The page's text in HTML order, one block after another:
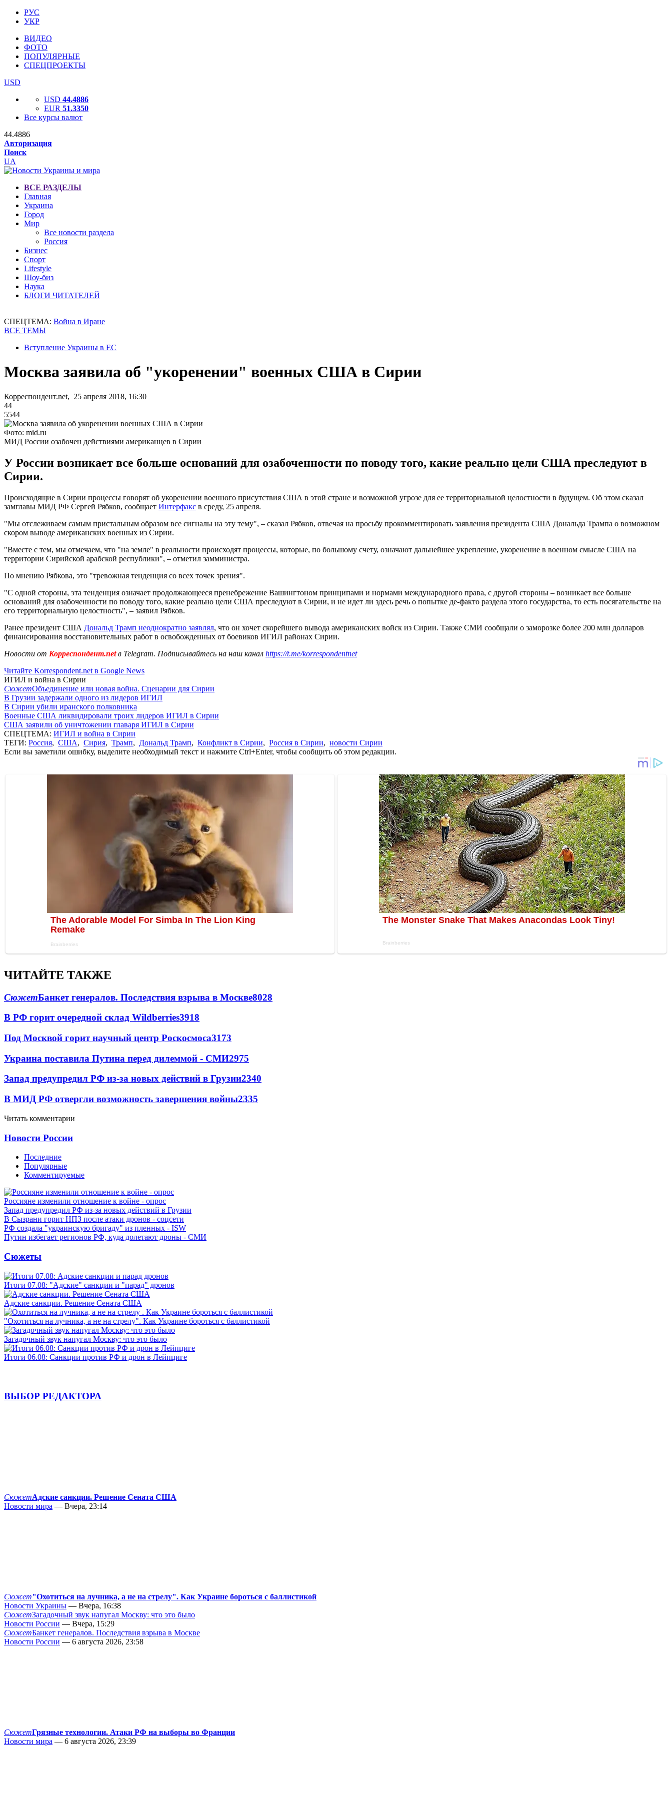
РУС
УКР
ВИДЕО
ФОТО
ПОПУЛЯРНЫЕ
СПЕЦПРОЕКТЫ
USD
USD 44.4886
EUR 51.3350
Все курсы валют
44.4886
Авторизация
Поиск
UA
ВСЕ РАЗДЕЛЫ
Главная
Украина
Город
Мир
Все новости раздела
Россия
Бизнес
Спорт
Lifestyle
Шоу-биз
Наука
БЛОГИ ЧИТАТЕЛЕЙ
СПЕЦТЕМА: Война в Иране
ВСЕ ТЕМЫ
Вступление Украины в ЕС
Москва заявила об "укоренении" военных США в Сирии
Корреспондент.net, 25 апреля 2018, 16:30
44
5544
Фото: mid.ru
МИД России озабочен действиями американцев в Сирии
У России возникает все больше оснований для озабоченности по поводу того, какие реально цели США преследуют в
Сирии.
Происходящие в Сирии процессы говорят об укоренении военного присутствия США в этой стране и возможной угрозе для ее территориальной целостности в будущем. Об этом сказал
замглавы МИД РФ Сергей Рябков, сообщает Интерфакс в среду, 25 апреля.
"Мы отслеживаем самым пристальным образом все сигналы на эту тему", – сказал Рябков, отвечая на просьбу прокомментировать заявления президента США Дональда Трампа о возможном
скором выводе американских военных из Сирии.
"Вместе с тем, мы отмечаем, что "на земле" в реальности происходят процессы, которые, по большому счету, означают дальнейшее укрепление, укоренение в военном смысле США на
территории Сирийской арабской республики", – отметил замминистра.
По мнению Рябкова, это "тревожная тенденция со всех точек зрения".
"С одной стороны, эта тенденция означает продолжающееся пренебрежение Вашингтоном принципами и нормами международного права, с другой стороны – возникает все больше
оснований для озабоченности по поводу того, какие реально цели США преследуют в Сирии, и не идет ли здесь речь о попытке де-факто раздела этого государства, то есть посягательстве на
его территориальную целостность", – заявил Рябков.
Ранее президент США Дональд Трамп неоднократно заявлял, что он хочет скорейшего вывода американских войск из Сирии. Также СМИ сообщали о заморозке более 200 млн долларов
финансирования восстановительных работ в освобожденных от боевиков ИГИЛ районах Сирии.
Новости от Корреспондент.netв Telegram. Подписывайтесь на наш канал https://t.me/korrespondentnet
Читайте Korrespondent.net в Google News
ИГИЛ и война в Сирии
СюжетОбъединение или новая война. Сценарии для Сирии
В Грузии задержали одного из лидеров ИГИЛ
В Сирии убили иранского полковника
Военные США ликвидировали троих лидеров ИГИЛ в Сирии
США заявили об уничтожении главаря ИГИЛ в Сирии
СПЕЦТЕМА: ИГИЛ и война в Сирии
ТЕГИ: Россия, США, Сирия, Трамп, Дональд Трамп, Конфликт в Сирии, Россия в Сирии, новости Сирии
Если вы заметили ошибку, выделите необходимый текст и нажмите Ctrl+Enter, чтобы сообщить об этом редакции.
ЧИТАЙТЕ ТАКЖЕ
СюжетБанкет генералов. Последствия взрыва в Москве8028
В РФ горит очередной склад Wildberries3918
Под Москвой горит научный центр Роскосмоса3173
Украина поставила Путина перед дилеммой - СМИ2975
Запад предупредил РФ из-за новых действий в Грузии2340
В МИД РФ отвергли возможность завершения войны2335
Читать комментарии
Новости России
Последние
Популярные
Комментируемые
Россияне изменили отношение к войне - опрос
Запад предупредил РФ из-за новых действий в Грузии
В Сызрани горит НПЗ после атаки дронов - соцсети
РФ создала "украинскую бригаду" из пленных - ISW
Путин избегает регионов РФ, куда долетают дроны - СМИ
Сюжеты
Итоги 07.08: "Адские" санкции и "парад" дронов
Адские санкции. Решение Сената США
"Охотиться на лучника, а не на стрелу". Как Украине бороться с баллистикой
Загадочный звук напугал Москву: что это было
Итоги 06.08: Санкции против РФ и дрон в Лейпциге
ВЫБОР РЕДАКТОРА
СюжетАдские санкции. Решение Сената США
Новости мира — Вчера, 23:14
Сюжет"Охотиться на лучника, а не на стрелу". Как Украине бороться с баллистикой
Новости Украины — Вчера, 16:38
СюжетЗагадочный звук напугал Москву: что это было
Новости России — Вчера, 15:29
СюжетБанкет генералов. Последствия взрыва в Москве
Новости России — 6 августа 2026, 23:58
СюжетГрязные технологии. Атаки РФ на выборы во Франции
Новости мира — 6 августа 2026, 23:39